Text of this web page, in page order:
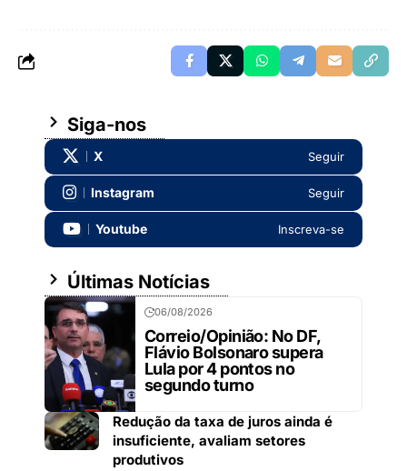
Siga-nos
X Seguir
Instagram Seguir
Youtube Inscreva-se
Últimas Notícias
06/08/2026
Correio/Opinião: No DF,
Flávio Bolsonaro supera
Lula por 4 pontos no
segundo turno
Redução da taxa de juros ainda é
insuficiente, avaliam setores
produtivos